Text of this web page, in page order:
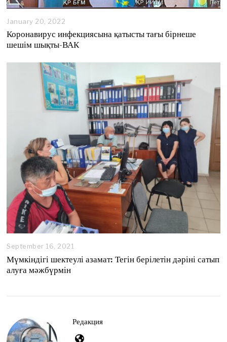
January 20, 2022
Коронавирус инфекциясына қатысты тағы бірнеше
шешім шықты-ВАК
September 16, 2021
p
r
7
Мүмкіндігі шектеулі азамат: Тегін берілетін дәріні сатып
алуға мәжбүрмін
Редакция